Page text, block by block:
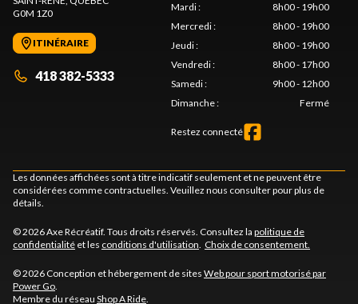
G0M 1Z0
ITINÉRAIRE
418 382-5333
Mardi:
8h00 - 19h00
Mercredi:
8h00 - 19h00
Jeudi:
8h00 - 19h00
Vendredi:
8h00 - 17h00
Samedi:
9h00 - 12h00
Dimanche: Fermé
Restez connecté
Les données affichées sont à titre indicatif seulement et ne peuvent être
considérées comme contractuelles. Veuillez nous consulter pour plus de
détails.
© 2026 Axe Récréatif. Tous droits réservés. Consultez la politique de
confidentialité et les conditions d'utilisation. Choix de consentement.
© 2026 Conception et hébergement de sites Web pour sport motorisé par
Power Go.
Membre du réseau Shop A Ride.